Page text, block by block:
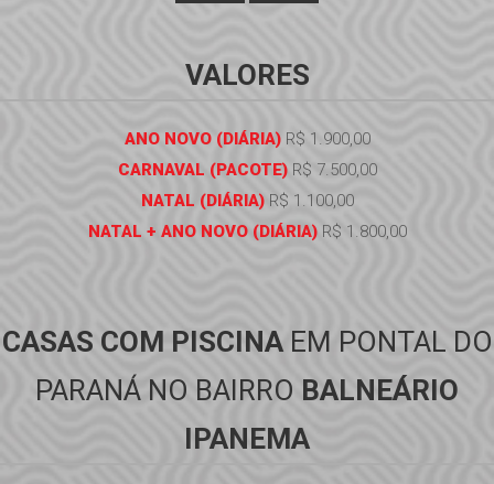
VALORES
ANO NOVO (DIÁRIA) R$ 1.900,00
CARNAVAL (PACOTE) R$ 7.500,00
NATAL (DIÁRIA) R$ 1.100,00
NATAL + ANO NOVO (DIÁRIA) R$ 1.800,00
CASAS COM PISCINAEM PONTAL DO
PARANÁ NO BAIRRO BALNEÁRIO
IPANEMA